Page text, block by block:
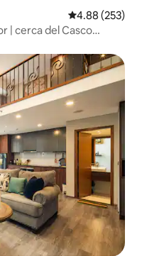
Calificación
4.88 (253)
| cerca del Casco